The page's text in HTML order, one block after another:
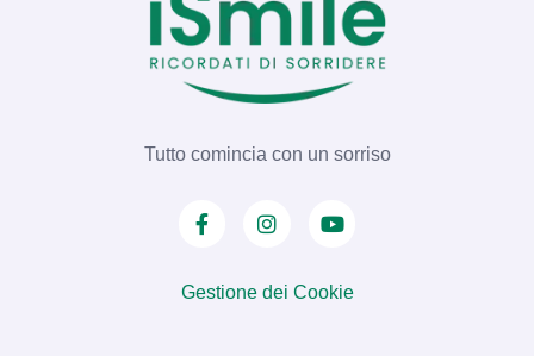
Tutto comincia con un sorriso
Gestione dei Cookie